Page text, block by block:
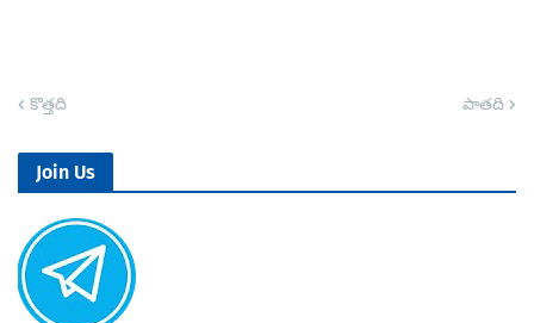
కొత్తది పాతది
Join Us